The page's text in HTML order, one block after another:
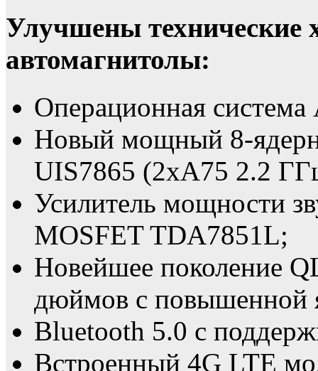
Улучшены технические
автомагнитолы:
Операционная
Новый мощный 8-
UIS7865 (2xA75 2.2
Усилитель мощности
MOSFET TDA7851L;
Новейшее поколение
дюймов с повышенной
Bluetooth 5.0 с
Встроенный 4G LTE